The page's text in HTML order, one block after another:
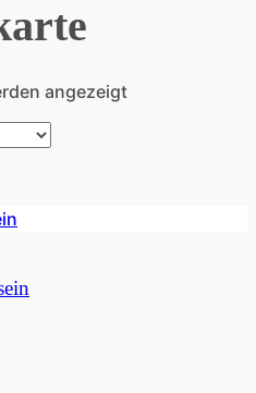
angezeigt